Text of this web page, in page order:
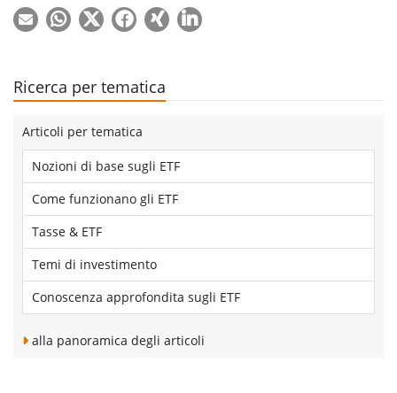
Ricerca per tematica
Articoli per tematica
Nozioni di base sugli ETF
Come funzionano gli ETF
Tasse & ETF
Temi di investimento
Conoscenza approfondita sugli ETF
alla panoramica degli articoli